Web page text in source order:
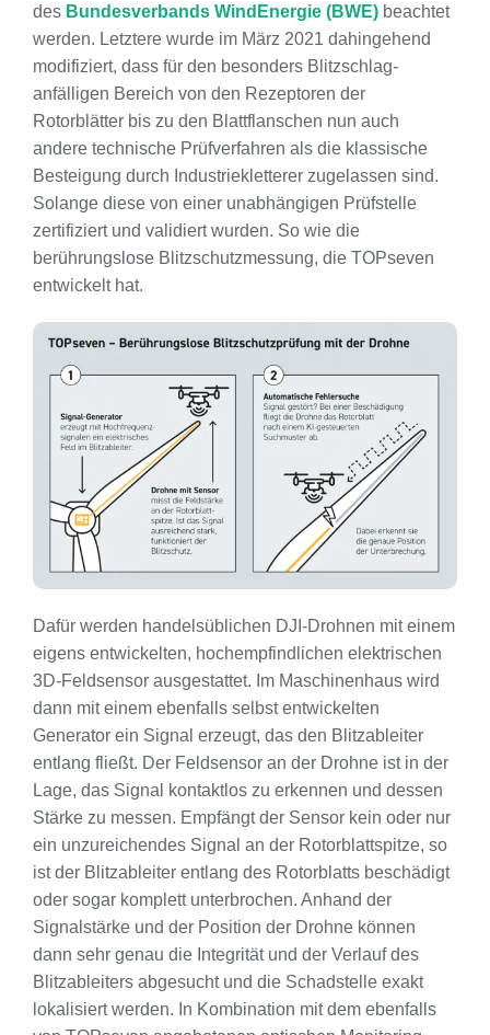
des Bundesverbands WindEnergie (BWE) beachtet
werden. Letztere wurde im März 2021 dahingehend
modifiziert, dass für den besonders Blitzschlag-
anfälligen Bereich von den Rezeptoren der
Rotorblätter bis zu den Blattflanschen nun auch
andere technische Prüfverfahren als die klassische
Besteigung durch Industriekletterer zugelassen sind.
Solange diese von einer unabhängigen Prüfstelle
zertifiziert und validiert wurden. So wie die
berührungslose Blitzschutzmessung, die TOPseven
entwickelt hat.
Dafür werden handelsüblichen DJI-Drohnen mit einem
eigens entwickelten, hochempfindlichen elektrischen
3D-Feldsensor ausgestattet. Im Maschinenhaus wird
dann mit einem ebenfalls selbst entwickelten
Generator ein Signal erzeugt, das den Blitzableiter
entlang fließt. Der Feldsensor an der Drohne ist in der
Lage, das Signal kontaktlos zu erkennen und dessen
Stärke zu messen. Empfängt der Sensor kein oder nur
ein unzureichendes Signal an der Rotorblattspitze, so
ist der Blitzableiter entlang des Rotorblatts beschädigt
oder sogar komplett unterbrochen. Anhand der
Signalstärke und der Position der Drohne können
dann sehr genau die Integrität und der Verlauf des
Blitzableiters abgesucht und die Schadstelle exakt
lokalisiert werden. In Kombination mit dem ebenfalls